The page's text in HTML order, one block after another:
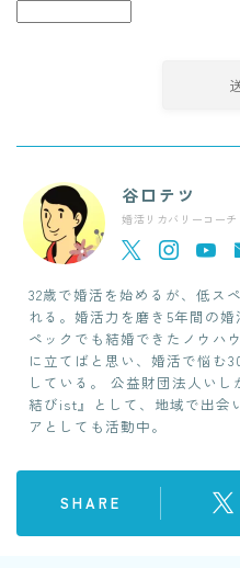
谷口テツ
婚活リカバリーコーチ
32歳で婚活を始めるが、低ス
れる。婚活力を磨き5年間の
ペックでも結婚できたノウハ
に立てばと思い、婚活で悩む
している。 公益財団法人い
結びist』として、地域で出会
アとしても活動中。
SHARE